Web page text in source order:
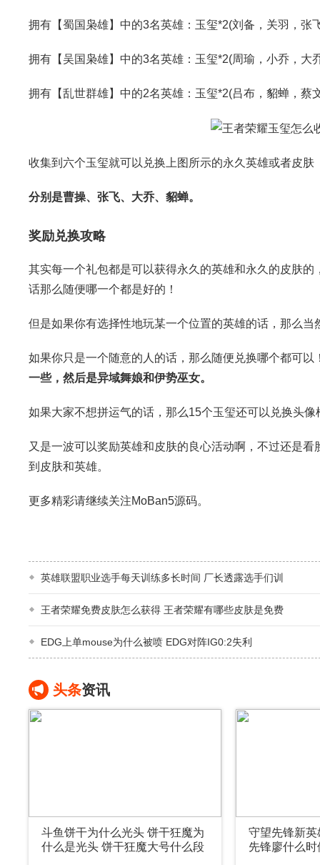
拥有【蜀国枭雄】中的3名英雄：玉玺*2(刘备，关羽，张
拥有【吴国枭雄】中的3名英雄：玉玺*2(周瑜，小乔，大
拥有【乱世群雄】中的2名英雄：玉玺*2(吕布，貂蝉，蔡
收集到六个玉玺就可以兑换上图所示的永久英雄或者皮肤
分别是曹操、张飞、大乔、貂蝉。
奖励兑换攻略
其实每一个礼包都是可以获得永久的英雄和永久的皮肤
话那么随便哪一个都是好的！
但是如果你有选择性地玩某一个位置的英雄的话，那么
如果你只是一个随意的人的话，那么随便兑换哪个都可以
一些，然后是异域舞娘和伊势巫女。
如果大家不想拼运气的话，那么15个玉玺还可以兑换头像
又是一波可以奖励英雄和皮肤的良心活动啊，不过还是
到皮肤和英雄。
更多精彩请继续关注MoBan5源码。
英雄联盟职业选手每天训练多长时间 厂长透露选手们训
王者荣耀免费皮肤怎么获得 王者荣耀有哪些皮肤是免费
EDG上单mouse为什么被喷 EDG对阵IG0:2失利
头条资讯
斗鱼饼干为什么光头 饼干狂魔为
什么是光头 饼干狂魔大号什么段
守望先锋新
先锋廖什么时